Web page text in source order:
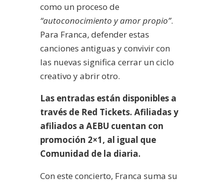
como un proceso de
“autoconocimiento y amor propio”.
Para Franca, defender estas
canciones antiguas y convivir con
las nuevas significa cerrar un ciclo
creativo y abrir otro.
Las entradas están disponibles a
través de Red Tickets. Afiliadas y
afiliados a AEBU cuentan con
promoción 2×1, al igual que
Comunidad de la diaria.
Con este concierto, Franca suma su